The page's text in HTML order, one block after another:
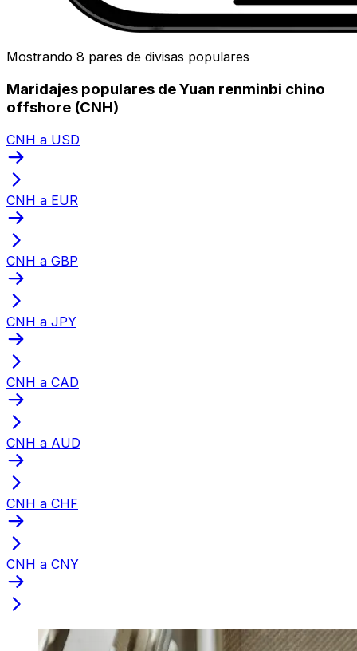
Mostrando 8 pares de divisas populares
Maridajes populares de Yuan renminbi chino
offshore (CNH)
CNH a USD
CNH a EUR
CNH a GBP
CNH a JPY
CNH a CAD
CNH a AUD
CNH a CHF
CNH a CNY